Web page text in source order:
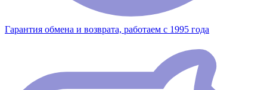
Гарантия обмена и возврата, работаем с 1995 года